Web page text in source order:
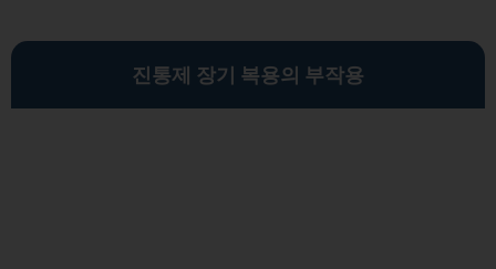
진통제 장기 복용의 부작용